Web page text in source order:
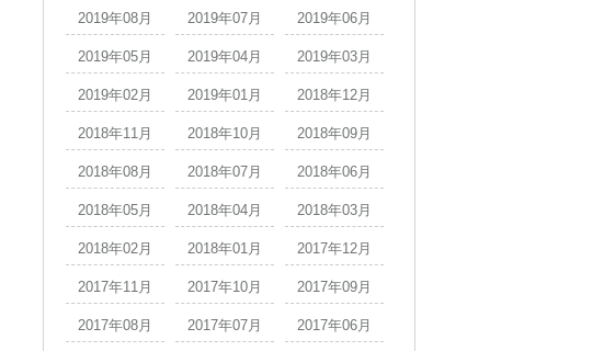
2019年08月 2019年07月 2019年06月
2019年05月 2019年04月 2019年03月
2019年02月 2019年01月 2018年12月
2018年11月 2018年10月 2018年09月
2018年08月 2018年07月 2018年06月
2018年05月 2018年04月 2018年03月
2018年02月 2018年01月 2017年12月
2017年11月 2017年10月 2017年09月
2017年08月 2017年07月 2017年06月